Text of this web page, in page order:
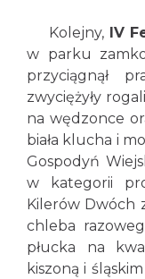
Kolejny, IV
w parku
przyciągnął
zwyciężyły
na wędzonce
biała klucha i
Gospodyń
w kategorii
Kilerów Dwóch
chleba
płucka na
kiszoną i